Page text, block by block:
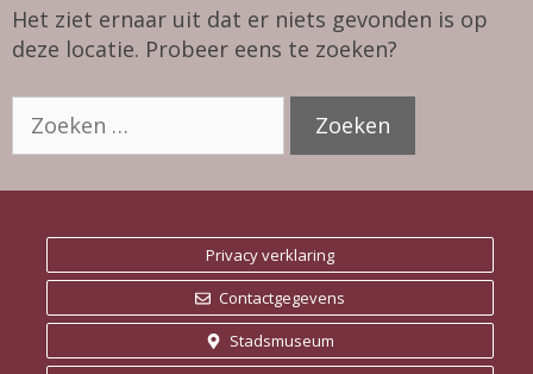
Het ziet ernaar uit dat er niets gevonden is op
deze locatie. Probeer eens te zoeken?
naar:
Privacy verklaring
Contactgegevens
Stadsmuseum